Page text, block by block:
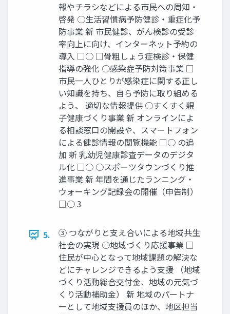
報やチラシなどによる市民への周知・
啓発 ○生活習慣病予防健診・重症化予
防事業 新 市民健診、がん検診の受診
率向上に向け、インターネット予約の
導入 □○ □骨粗しょう症検診・保健
指導の強化 ○感染症予防対策事業 □
市民一人ひとりが感染症に関する正し
い知識を持ち、自ら予防に取り組める
よう、 適切な情報提供 ○すくすく親
子健康づくり事業 新 オンラインによ
る相談窓口の開設や、スマートフォン
による健診情報の閲覧機能 □○ の追
加 新 乳幼児健康診査データのデジタ
ル化 □○ ○スポーツタウンづくり推
進事業 新 年間を通じたランニング・
ウォーキング記録会の開催（申告制）
□○ 3
5.
③ つながりと支え合いによる地域共生
社会の実現 ○地域づくり応援事業 □
住民が中心となって地域課題の解決な
どにチャレンジできるよう支援 （地域
づくり活動総合交付金、地域の元気づ
くり活動補助金） 新 地域のパートナ
ーとして地域支援員のほか、地区担当